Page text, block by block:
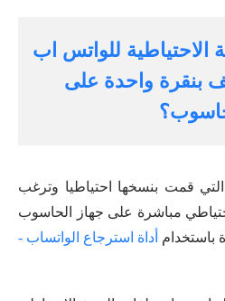
الاحتياطية للواتس اب
بنقرة واحدة على
قمت بنسخها احتياطيا وترغب
مباشرة على جهاز الحاسوب
باستخدام أداة استرجاع الواتساب -